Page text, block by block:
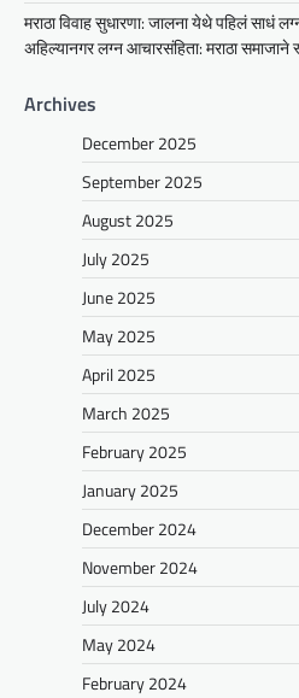
मराठा विवाह सुधारणा: जालना येथे पहिलं
अहिल्यानगर लग्न आचारसंहिता: मराठा
Archives
December 2025
September 2025
August 2025
July 2025
June 2025
May 2025
April 2025
March 2025
February 2025
January 2025
December 2024
November 2024
July 2024
May 2024
February 2024